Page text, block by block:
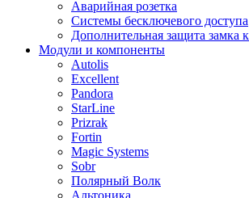
Аварийная розетка
Системы бесключевого доступа
Дополнительная защита замка
Модули и компоненты
Autolis
Excellent
Pandora
StarLine
Prizrak
Fortin
Magic Systems
Sobr
Полярный Волк
Альтоника